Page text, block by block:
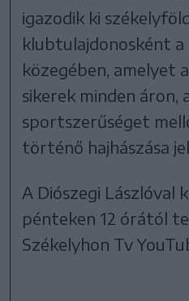
igazodik ki
klubtulajdonosként
közegében, amelyet
sikerek minden áron,
sportszerűséget
történő hajhászása
A Diószegi Lászlóval
pénteken 12 órától
Székelyhon Tv